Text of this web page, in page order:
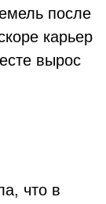
после
карьер
вырос
что в